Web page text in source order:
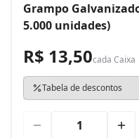
Grampo
5.000 unidades)
R$ 13,50cada Caixa
Tabela de descontos